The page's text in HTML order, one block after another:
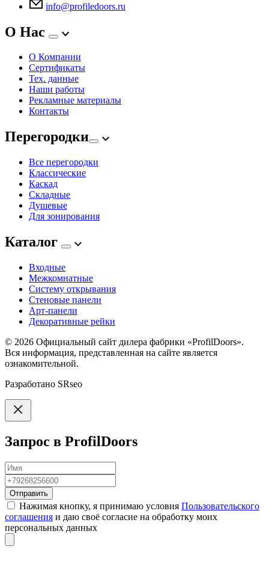
info@profiledoors.ru
О Нас
О Компании
Сертификаты
Тех. данные
Наши работы
Рекламные материалы
Контакты
Перегородки
Все перегородки
Классические
Каскад
Складные
Душевые
Для зонирования
Каталог
Входные
Межкомнатные
Систему открывания
Стеновые панели
Арт-панели
Декоративные рейки
© 2026 Официальный сайт дилера фабрики «ProfilDoors».
Вся информация, представленная на сайте является
ознакомительной.
Разработано SRseo
Запрос в ProfilDoors
Отправить
Нажимая кнопку, я принимаю условия Пользовательского
соглашения и даю своё согласие на обработку моих
персональных данных